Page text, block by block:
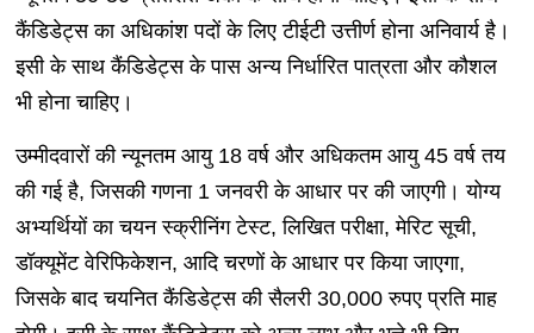
कैंडिडेट्स का अधिकांश पदों के लिए टीईटी उत्तीर्ण होना अनिवार्य है।
इसी के साथ कैंडिडेट्स के पास अन्य निर्धारित पात्रता और कौशल
भी होना चाहिए।
उम्मीदवारों की न्यूनतम आयु 18 वर्ष और अधिकतम आयु 45 वर्ष तय
की गई है, जिसकी गणना 1 जनवरी के आधार पर की जाएगी। योग्य
अभ्यर्थियों का चयन स्क्रीनिंग टेस्ट, लिखित परीक्षा, मेरिट सूची,
डॉक्यूमेंट वेरिफिकेशन, आदि चरणों के आधार पर किया जाएगा,
जिसके बाद चयनित कैंडिडेट्स की सैलरी 30,000 रुपए प्रति माह